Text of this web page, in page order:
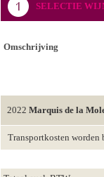
SELECTIE
Omschrijving
2022 Marquis de la
Transportkosten worden